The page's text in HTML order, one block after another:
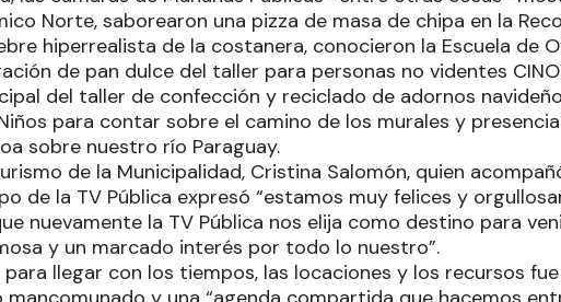
Norte, saborearon una pizza de masa de chipa en la
hiperrealista de la costanera, conocieron la Escuela de
de pan dulce del taller para personas no videntes
del taller de confección y reciclado de adornos
para contar sobre el camino de los murales y
sobre nuestro río Paraguay.
de la Municipalidad, Cristina Salomón, quien
de la TV Pública expresó “estamos muy felices y
nuevamente la TV Pública nos elija como destino para
y un marcado interés por todo lo nuestro”.
llegar con los tiempos, las locaciones y los recursos